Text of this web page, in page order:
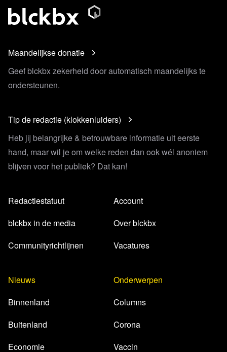
Maandelijkse donatie
Geef blckbx zekerheid door automatisch maandelijks te
ondersteunen.
Tip de redactie (klokkenluiders)
Heb jij belangrijke & betrouwbare informatie uit eerste
hand, maar wil je om welke reden dan ook wél anoniem
blijven voor het publiek? Dat kan!
Redactiestatuut
blckbx in de media
Communityrichtlijnen
Account
Over blckbx
Vacatures
Nieuws
Binnenland
Buitenland
Economie
Onderwerpen
Columns
Corona
Vaccin